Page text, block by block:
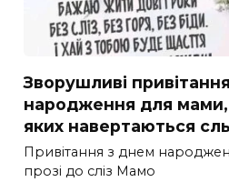
Зворушливі
народження для мами,
яких навертаються
Привітання з днем
прозі до сліз Мамо